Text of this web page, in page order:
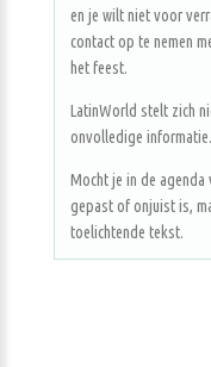
en je wilt niet voor
contact op te nemen
het feest.
LatinWorld stelt zich
onvolledige informatie.
Mocht je in de
gepast of onjuist is,
toelichtende tekst.